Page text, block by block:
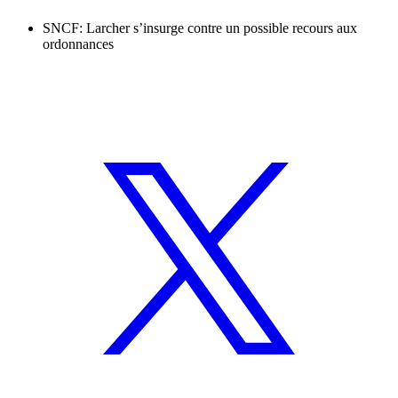
SNCF: Larcher s’insurge contre un possible recours aux
ordonnances